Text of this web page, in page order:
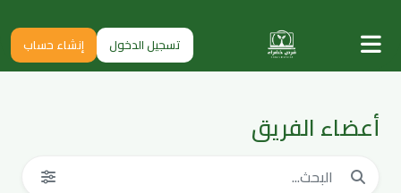
تسجيل الدخول إنشاء حساب
أعضاء الفريق